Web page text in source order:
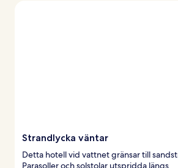
Strandlycka väntar
Detta hotell vid vattnet gränsar till
Parasoller och solstolar utspridda längs